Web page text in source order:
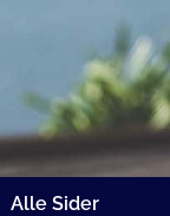
Alle Sider